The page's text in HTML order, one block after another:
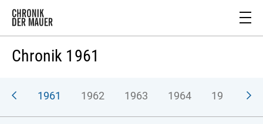
Chronik 1961
1961 1962 1963 1964 1965